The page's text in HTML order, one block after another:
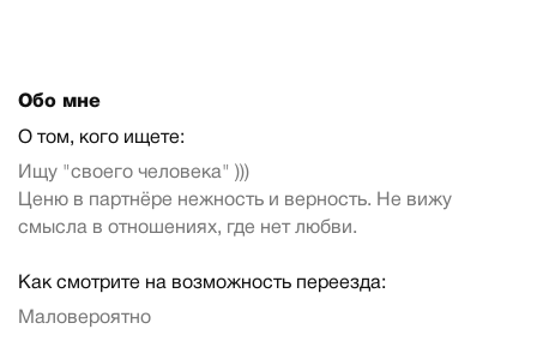
Обо мне
О том, кого ищете:
Ищу "своего человека" )))
Ценю в партнёре нежность и верность. Не вижу
смысла в отношениях, где нет любви.
Как смотрите на возможность переезда:
Маловероятно